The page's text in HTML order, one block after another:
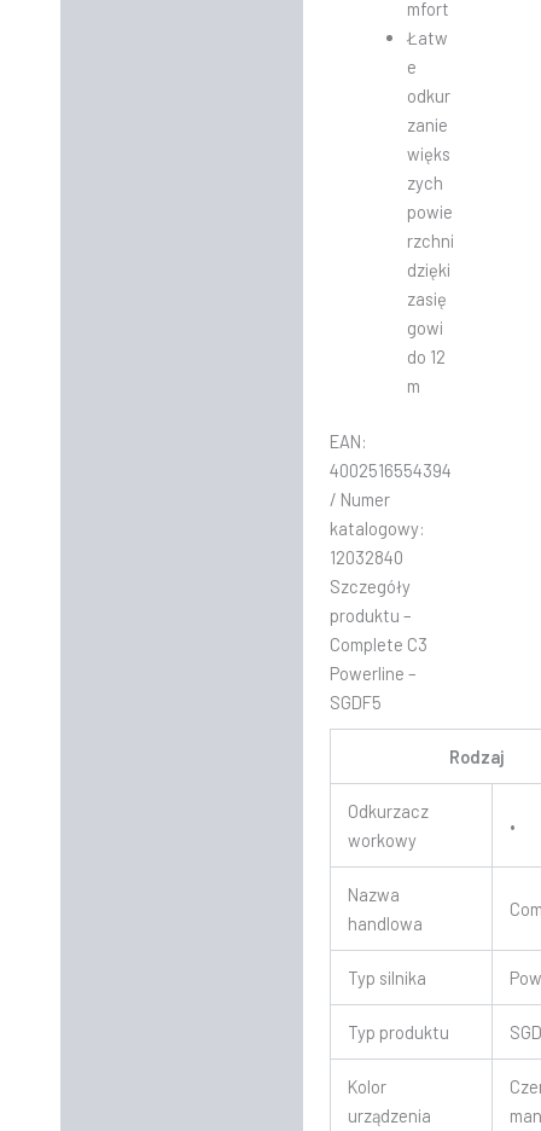
mfort
Łatw
e
odkur
zanie
więks
zych
powie
rzchni
dzięki
zasię
gowi
do 12
m
EAN:
4002516554394
/ Numer
katalogowy:
12032840
Szczegóły
produktu –
Complete C3
Powerline –
SGDF5
Rodzaj
Odkurzacz
workowy
•
Nazwa
handlowa
Typ silnika
Typ produktu
Kolor
urządzenia